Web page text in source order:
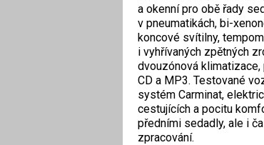
a okenní pro obě řady
v pneumatikách, bi-
koncové svítilny,
i vyhřívaných zpětných
dvouzónová
CD a MP3. Testované
systém Carminat,
cestujících a pocitu
předními sedadly, ale i
zpracování.